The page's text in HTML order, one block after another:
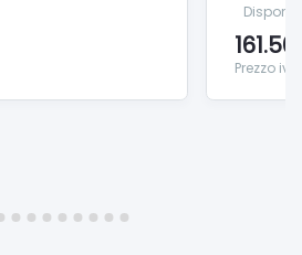
161.50
Prezzo